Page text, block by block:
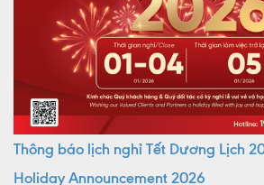
Thông báo lịch nghỉ Tết Dương Lịch
Holiday Announcement 2026